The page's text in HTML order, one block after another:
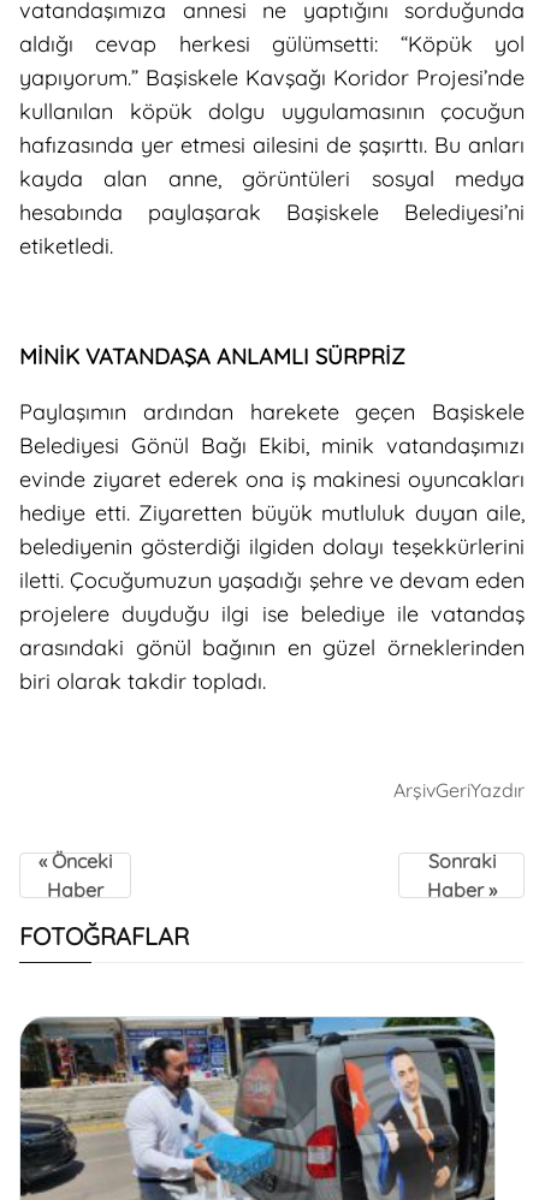
vatandaşımıza annesi ne yaptığını sorduğunda
aldığı cevap herkesi gülümsetti: “Köpük yol
yapıyorum.” Başiskele Kavşağı Koridor Projesi’nde
kullanılan köpük dolgu uygulamasının çocuğun
hafızasında yer etmesi ailesini de şaşırttı. Bu anları
kayda alan anne, görüntüleri sosyal medya
hesabında paylaşarak Başiskele Belediyesi’ni
etiketledi.
MİNİK VATANDAŞA ANLAMLI SÜRPRİZ
Paylaşımın ardından harekete geçen Başiskele
Belediyesi Gönül Bağı Ekibi, minik vatandaşımızı
evinde ziyaret ederek ona iş makinesi oyuncakları
hediye etti. Ziyaretten büyük mutluluk duyan aile,
belediyenin gösterdiği ilgiden dolayı teşekkürlerini
iletti. Çocuğumuzun yaşadığı şehre ve devam eden
projelere duyduğu ilgi ise belediye ile vatandaş
arasındaki gönül bağının en güzel örneklerinden
biri olarak takdir topladı.
ArşivGeriYazdır
« Önceki
Haber
Sonraki
Haber »
FOTOĞRAFLAR